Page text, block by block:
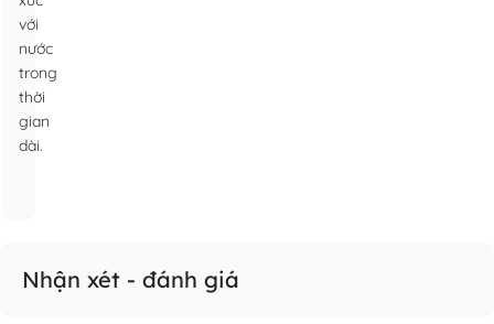
với
nước
trong
thời
gian
dài.
Nhận xét - đánh giá